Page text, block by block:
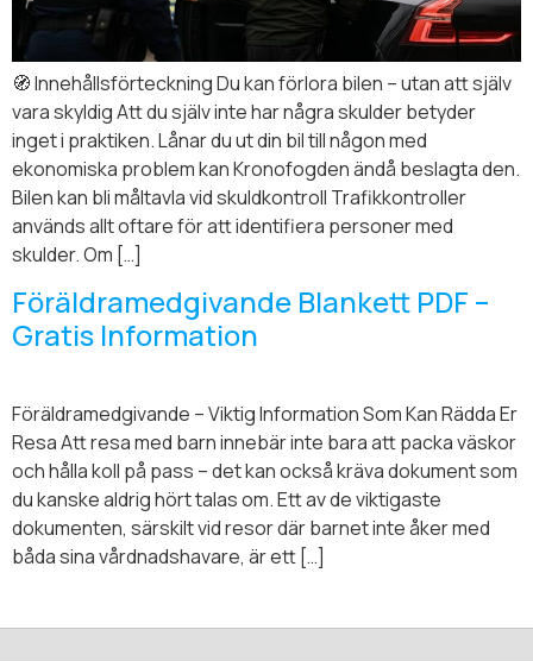
🧭 Innehållsförteckning Du kan förlora bilen – utan att själv
vara skyldig Att du själv inte har några skulder betyder
inget i praktiken. Lånar du ut din bil till någon med
ekonomiska problem kan Kronofogden ändå beslagta den.
Bilen kan bli måltavla vid skuldkontroll Trafikkontroller
används allt oftare för att identifiera personer med
skulder. Om […]
Föräldramedgivande Blankett PDF –
Gratis Information
Föräldramedgivande – Viktig Information Som Kan Rädda Er
Resa Att resa med barn innebär inte bara att packa väskor
och hålla koll på pass – det kan också kräva dokument som
du kanske aldrig hört talas om. Ett av de viktigaste
dokumenten, särskilt vid resor där barnet inte åker med
båda sina vårdnadshavare, är ett […]